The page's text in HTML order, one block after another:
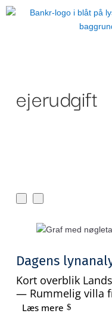
ejerudgift
Dagens
Kort overblik
— Rummelig villa
Læs mere